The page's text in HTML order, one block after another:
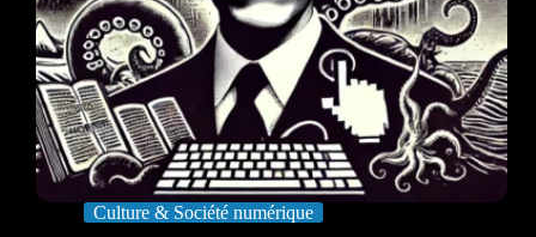
Culture & Société numérique